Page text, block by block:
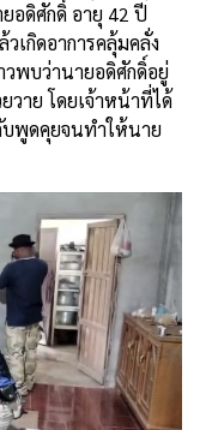
อดิศักดิ์ อายุ 42 ปี
เกิดอาการคลุ้มคลั่ง
วพบว่านายอดิศักดิ์อยู่
วาย โดยเจ้าหน้าที่ได้
พูดคุยจนทำให้นาย